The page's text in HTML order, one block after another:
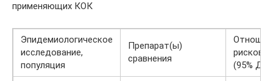
применяющих КОК
Эпидемиологическое
исследование,
популяция
Препарат(ы)
сравнения
рисков
(95% ДИ)